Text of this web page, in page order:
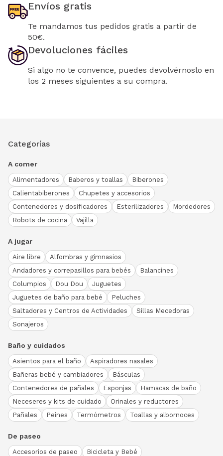
Envíos gratis
Te mandamos tus pedidos gratis a partir de
50€.
Devoluciones fáciles
Si algo no te convence, puedes devolvérnoslo en
los 2 meses siguientes a su compra.
Categorías
A comer
Alimentadores Baberos y toallas
Biberones
Calientabiberones
Chupetes y accesorios
Contenedores y dosificadores
Esterilizadores
Mordedores
Robots de cocina
Vajilla
A jugar
Aire libre
Alfombras y gimnasios
Andadores y correpasillos para bebés
Balancines
Columpios
Dou Dou
Juguetes
Juguetes de baño para bebé
Peluches
Saltadores y Centros de Actividades
Sillas Mecedoras
Sonajeros
Baño y cuidados
Asientos para el baño
Aspiradores nasales
Bañeras bebé y cambiadores
Básculas
Contenedores de pañales
Esponjas
Hamacas de baño
Neceseres y kits de cuidado
Orinales y reductores
Pañales
Peines Termómetros Toallas y albornoces
De paseo
Accesorios de paseo
Bicicleta y Bebé